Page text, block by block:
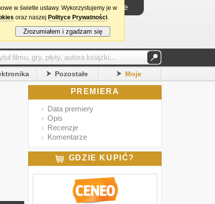
Logowanie
Pozostałe Moje
PREMIERA
Data premiery
Opis
Recenzje
Komentarze
GDZIE KUPIĆ?
w świetle ustawy. Wykorzystujemy je w
oraz naszej Polityce Prywatności.
Zrozumiałem i zgadzam się